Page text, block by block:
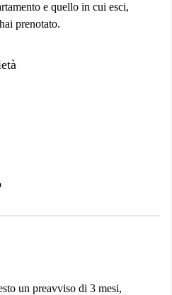
e quello in cui esci,
prenotato.
un preavviso di 3 mesi,